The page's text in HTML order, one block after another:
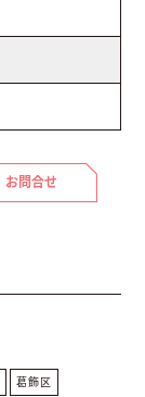
お問合せ
葛飾区